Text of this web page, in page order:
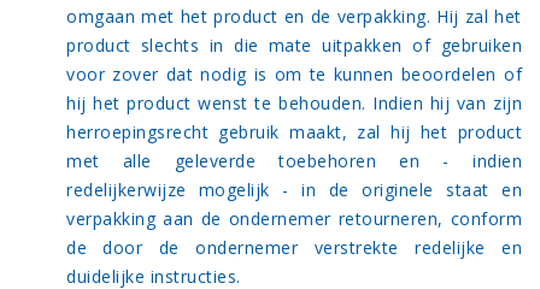
omgaan met het product en de verpakking. Hij zal het
product slechts in die mate uitpakken of gebruiken
voor zover dat nodig is om te kunnen beoordelen of
hij het product wenst te behouden. Indien hij van zijn
herroepingsrecht gebruik maakt, zal hij het product
met alle geleverde toebehoren en - indien
redelijkerwijze mogelijk - in de originele staat en
verpakking aan de ondernemer retourneren, conform
de door de ondernemer verstrekte redelijke en
duidelijke instructies.